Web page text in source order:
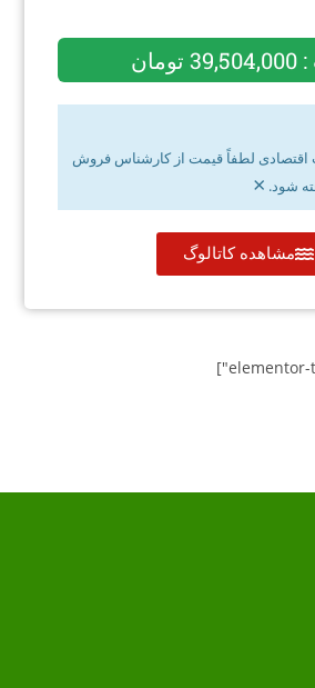
اقتصادی لطفاً قیمت از کارشناس فروش
شود. ×
مشاهده کاتالوگ